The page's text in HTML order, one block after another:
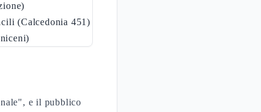
(Calcedonia 451)
e il pubblico